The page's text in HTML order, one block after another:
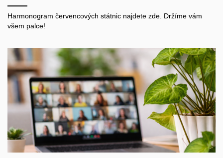
Harmonogram červencových státnic najdete zde. Držíme vám
všem palce!